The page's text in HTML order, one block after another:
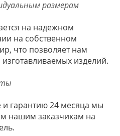
на надежном
на собственном
что позволяет нам
изделий.
гарантию 24 месяца мы
нашим заказчикам на